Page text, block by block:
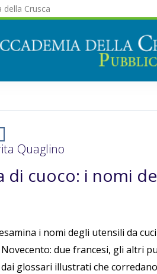
della Crusca
Quaglino
di cuoco: i nomi
i nomi degli utensili da
Novecento: due francesi, gli altri
glossari illustrati che